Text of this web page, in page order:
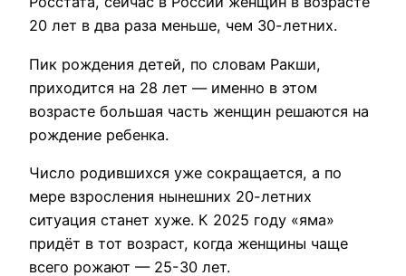
20 лет в два раза меньше, чем 30-летних.
Пик рождения детей, по словам Ракши,
приходится на 28 лет — именно в этом
возрасте большая часть женщин решаются на
рождение ребенка.
Число родившихся уже сокращается, а по
мере взросления нынешних 20-летних
ситуация станет хуже. К 2025 году «яма»
придёт в тот возраст, когда женщины чаще
всего рожают — 25-30 лет.